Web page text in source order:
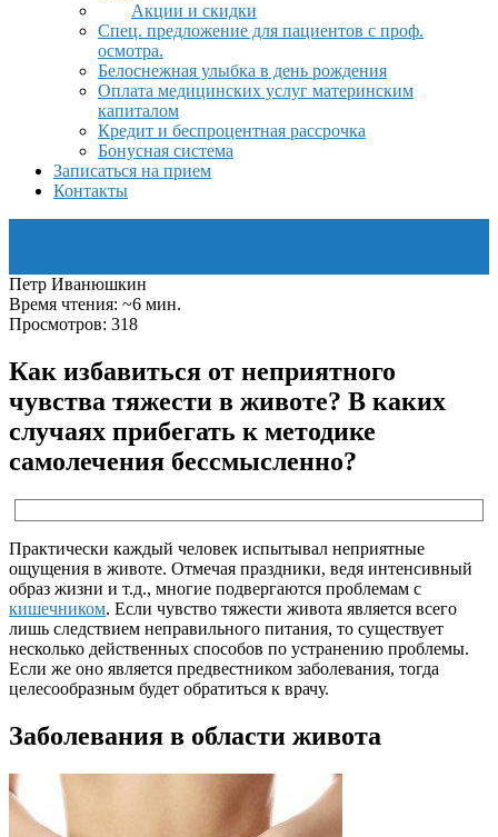
Акции и скидки
Спец. предложение для пациентов с проф.
осмотра.
Белоснежная улыбка в день рождения
Оплата медицинских услуг материнским
капиталом
Кредит и беспроцентная рассрочка
Бонусная система
Записаться на прием
Контакты
Петр Иванюшкин
Время чтения: ~6 мин.
Просмотров: 318
Как избавиться от неприятного
чувства тяжести в животе? В каких
случаях прибегать к методике
самолечения бессмысленно?
Практически каждый человек испытывал неприятные
ощущения в животе. Отмечая праздники, ведя интенсивный
образ жизни и т.д., многие подвергаются проблемам с
кишечником. Если чувство тяжести живота является всего
лишь следствием неправильного питания, то существует
несколько действенных способов по устранению проблемы.
Если же оно является предвестником заболевания, тогда
целесообразным будет обратиться к врачу.
Заболевания в области живота